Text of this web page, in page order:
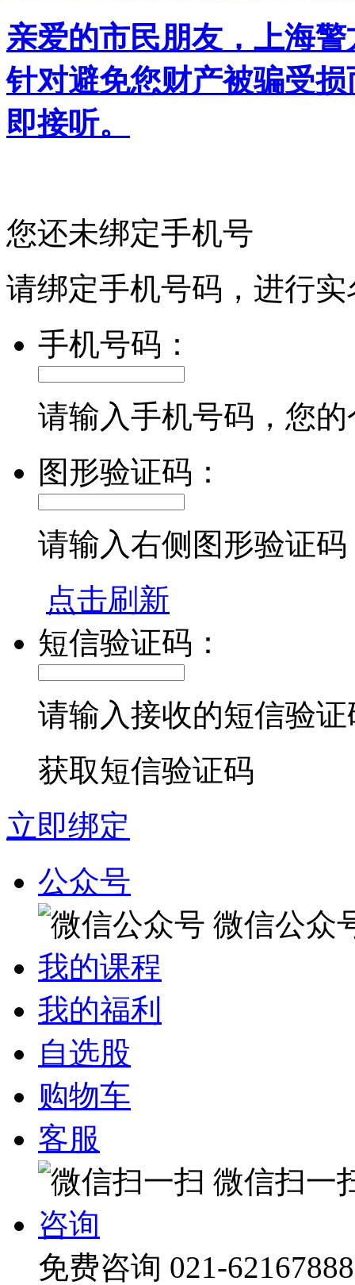
亲爱的市民朋友，上海
针对避免您财产被骗受
即接听。
您还未绑定手机号
请绑定手机号码，进行
手机号码：
请输入手机号码，您
图形验证码：
请输入右侧图形验证码
点击刷新
短信验证码：
请输入接收的短信验证
获取短信验证码
立即绑定
公众号
微信公众
我的课程
我的福利
自选股
购物车
客服
微信扫一
咨询
免费咨询 021-62167888